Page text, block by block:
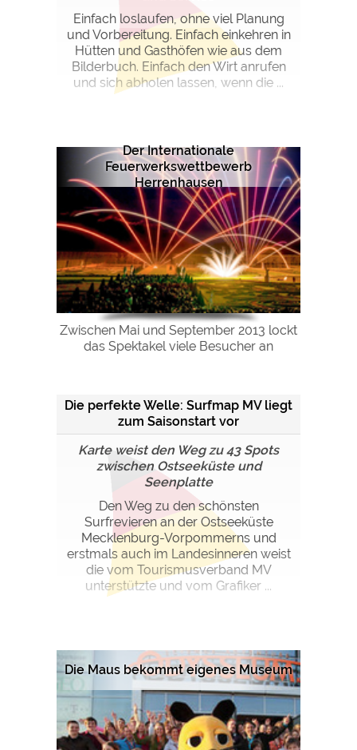
Einfach loslaufen, ohne viel Planung
und Vorbereitung. Einfach einkehren in
Hütten und Gasthöfen wie aus dem
Bilderbuch. Einfach den Wirt anrufen
und sich abholen lassen, wenn die ...
Der Internationale
Feuerwerkswettbewerb
Herrenhausen
Zwischen Mai und September 2013 lockt
das Spektakel viele Besucher an
Die perfekte Welle: Surfmap MV liegt
zum Saisonstart vor
Karte weist den Weg zu 43 Spots
zwischen Ostseeküste und
Seenplatte
Den Weg zu den schönsten
Surfrevieren an der Ostseeküste
Mecklenburg-Vorpommerns und
erstmals auch im Landesinneren weist
die vom Tourismusverband MV
unterstützte und vom Grafiker ...
Die Maus bekommt eigenes Museum